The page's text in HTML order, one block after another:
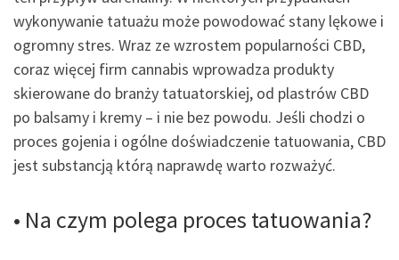
wykonywanie tatuażu może powodować stany lękowe i
ogromny stres. Wraz ze wzrostem popularności CBD,
coraz więcej firm cannabis wprowadza produkty
skierowane do branży tatuatorskiej, od plastrów CBD
po balsamy i kremy – i nie bez powodu. Jeśli chodzi o
proces gojenia i ogólne doświadczenie tatuowania, CBD
jest substancją którą naprawdę warto rozważyć.
• Na czym polega proces tatuowania?